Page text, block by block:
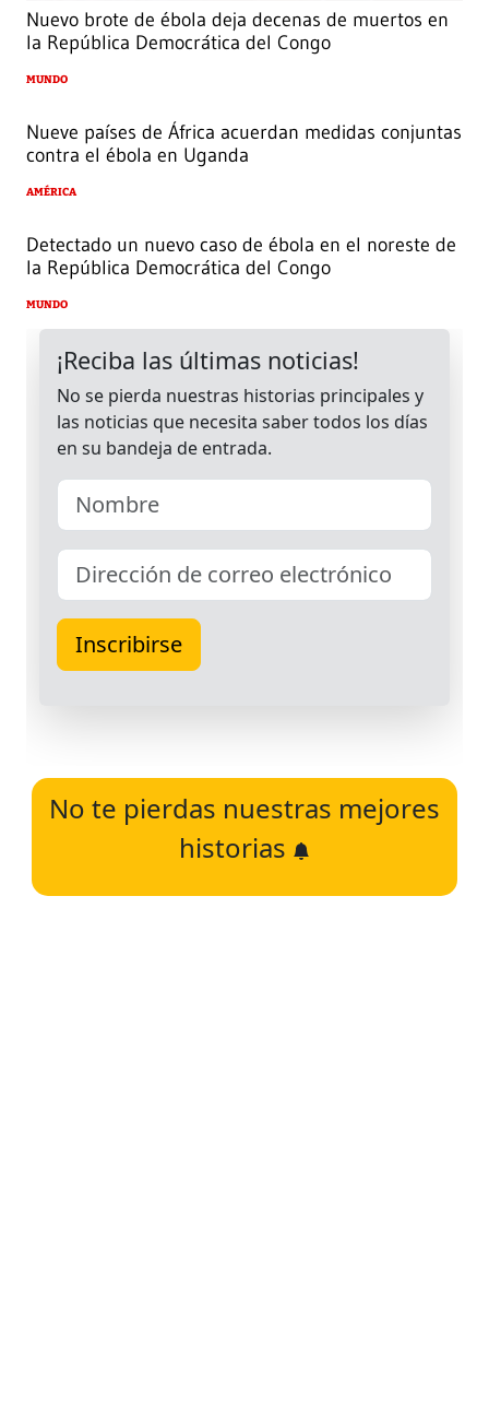
Nuevo brote de ébola deja decenas de muertos en
la República Democrática del Congo
MUNDO
Nueve países de África acuerdan medidas conjuntas
contra el ébola en Uganda
AMÉRICA
Detectado un nuevo caso de ébola en el noreste de
la República Democrática del Congo
MUNDO
No te pierdas nuestras mejores
historias